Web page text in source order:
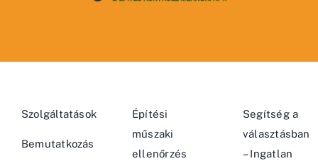
Szolgáltatások
Bemutatkozás
Építési
műszaki
ellenőrzés
Segítség a
választásban
– Ingatlan